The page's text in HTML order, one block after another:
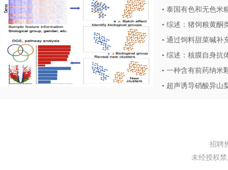
•泰国有色和无色米糠油（
•综述：猪饲粮黄酮类化合物对
•通过饲料甜菜碱补充增
•综述：核膜自身抗
•一种含有前药纳米颗粒的
• 超声诱导硝酸异山
招聘
未经授权